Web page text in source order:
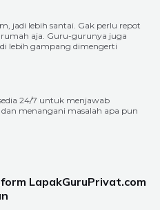
jadi lebih santai. Gak perlu repot
rumah aja. Guru-gurunya juga
lebih gampang dimengerti
24/7 untuk menjawab
menangani masalah apa pun
LapakGuruPrivat.com